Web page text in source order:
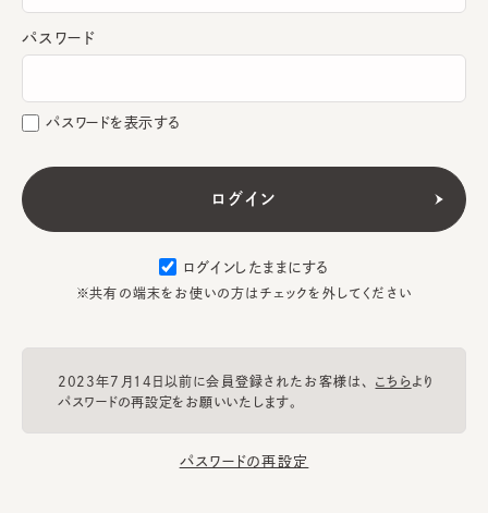
パスワード
パスワードを表示する
ログインしたままにする
※共有の端末をお使いの方はチェックを外してください
2023年7月14日以前に会員登録されたお客様は、 こちらより
パスワードの再設定をお願いいたします。
パスワードの再設定